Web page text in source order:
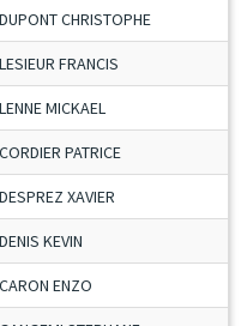
DUPONT CHRISTOPHE
LESIEUR FRANCIS
LENNE MICKAEL
CORDIER PATRICE
DESPREZ XAVIER
DENIS KEVIN
CARON ENZO